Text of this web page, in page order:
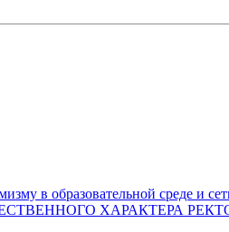
в образовательной среде и
ХАРАКТЕРА